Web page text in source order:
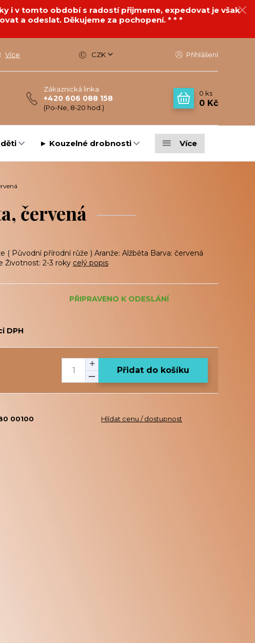
i v tomto období s radostí přijmeme, expedovat je však
a odeslat. Děkujeme za pochopení. * * *
Více CZK Přihlášení
Zákaznická linka
+420 606 088 158
(Po-Ne, 8-20 hod.)
0 ks
0 Kč
► Kouzelné drobnosti Více
červená
( Původní přírodní růže ) Aranže: Alžběta Barva: červená
Životnost: 2-3 roky celý popis
PŘIPRAVENO K ODESLÁNÍ
DPH
Přidat do košíku
00100 Hlídat cenu / dostupnost